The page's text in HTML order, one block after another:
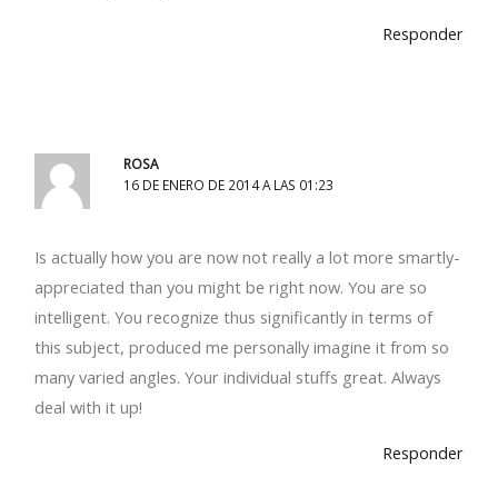
Responder
ROSA
16 DE ENERO DE 2014 A LAS 01:23
Is actually how you are now not really a lot more smartly-
appreciated than you might be right now. You are so
intelligent. You recognize thus significantly in terms of
this subject, produced me personally imagine it from so
many varied angles. Your individual stuffs great. Always
deal with it up!
Responder